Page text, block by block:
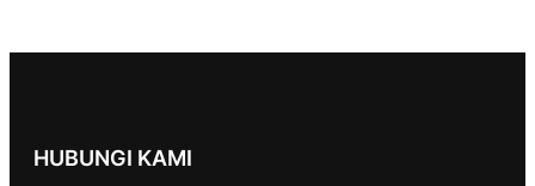
HUBUNGI KAMI